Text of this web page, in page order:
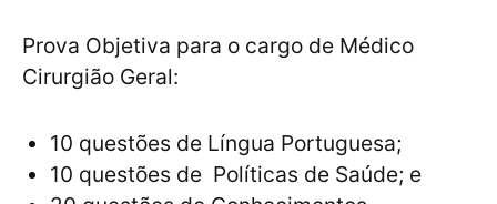
Prova Objetiva para o cargo de Médico
Cirurgião Geral:
10 questões de Língua Portuguesa;
10 questões de Políticas de Saúde; e